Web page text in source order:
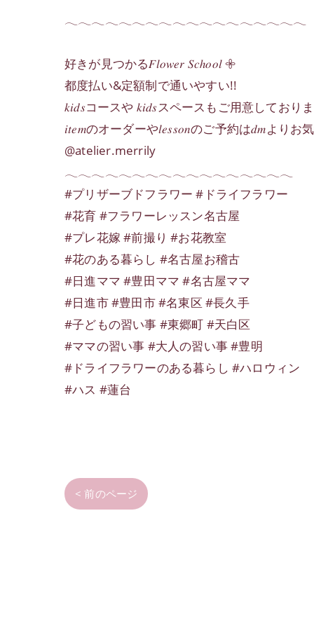
𓂃𓂃𓂃𓂃𓂃𓂃𓂃𓂃𓂃𓂃𓂃𓂃𓂃𓂃𓂃𓂃𓂃𓂃
好きが見つかる𝐹𝑙𝑜𝑤𝑒𝑟 𝑆𝑐ℎ𝑜𝑜𝑙 𖧷
都度払い&定額制で通いやすい!!
𝑘𝑖𝑑𝑠コースや 𝑘𝑖𝑑𝑠スペースもご用意しており
𝑖𝑡𝑒𝑚のオーダーや𝑙𝑒𝑠𝑠𝑜𝑛のご予約は𝑑𝑚よりお
@atelier.merrily
𓂃𓂃𓂃𓂃𓂃𓂃𓂃𓂃𓂃𓂃𓂃𓂃𓂃𓂃𓂃𓂃𓂃
#プリザーブドフラワー #ドライフラワー
#花育 #フラワーレッスン名古屋
#プレ花嫁 #前撮り #お花教室
#花のある暮らし #名古屋お稽古
#日進ママ #豊田ママ #名古屋ママ
#日進市 #豊田市 #名東区 #長久手
#子どもの習い事 #東郷町 #天白区
#ママの習い事 #大人の習い事 #豊明
#ドライフラワーのある暮らし #ハロウィン
#ハス #蓮台
< 前のページ